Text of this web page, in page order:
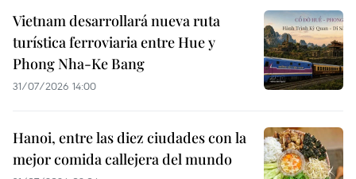
Vietnam desarrollará nueva ruta
turística ferroviaria entre Hue y
Phong Nha-Ke Bang
31/07/2026 14:00
Hanoi, entre las diez ciudades con la
mejor comida callejera del mundo